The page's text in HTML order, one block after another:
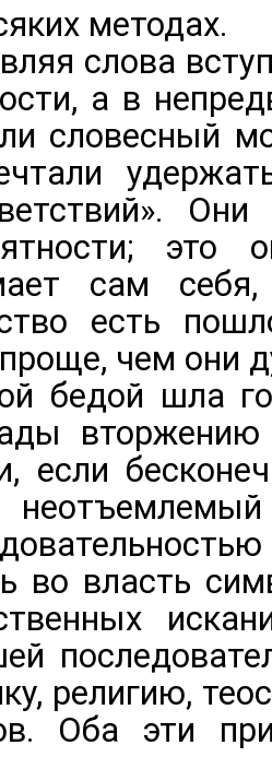
методах.
слова
а в
словесный
это
сам
есть
чем они
бедой шла
если
во власть
религию,
Оба эти